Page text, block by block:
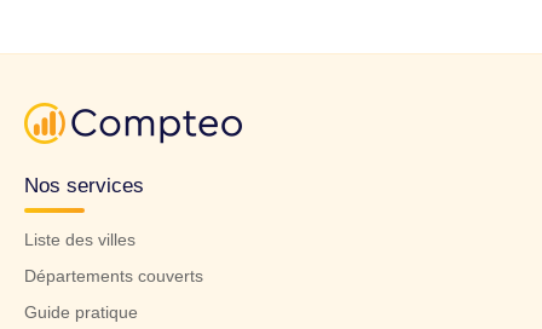
Nos services
Liste des villes
Départements couverts
Guide pratique